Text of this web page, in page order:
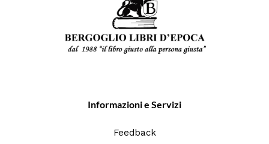
Informazioni e Servizi
Feedback